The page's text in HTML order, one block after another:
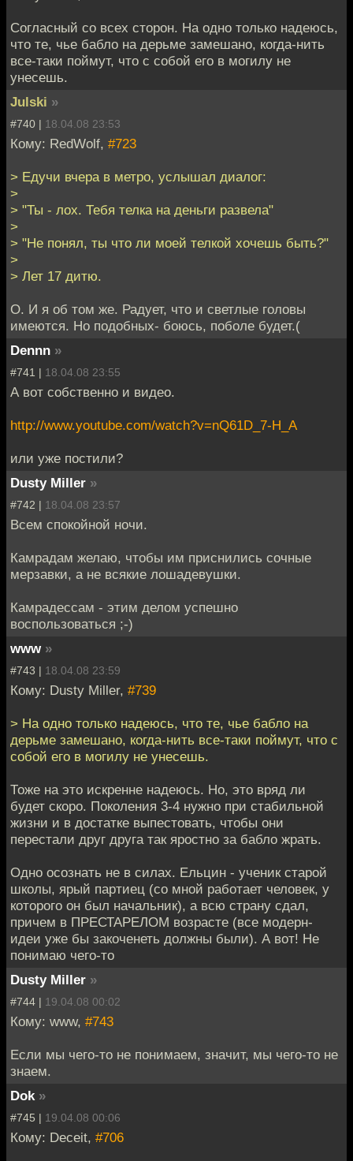
Согласный со всех сторон. На одно только надеюсь,
что те, чье бабло на дерьме замешано, когда-нить
все-таки поймут, что с собой его в могилу не
унесешь.
Julski »
#740 | 18.04.08 23:53
Кому: RedWolf, #723
> Едучи вчера в метро, услышал диалог:
>
> "Ты - лох. Тебя телка на деньги развела"
>
> "Не понял, ты что ли моей телкой хочешь быть?"
>
> Лет 17 дитю.
О. И я об том же. Радует, что и светлые головы
имеются. Но подобных- боюсь, поболе будет.(
Dennn »
#741 | 18.04.08 23:55
А вот собственно и видео.
http://www.youtube.com/watch?v=nQ61D_7-H_A
или уже постили?
Dusty Miller »
#742 | 18.04.08 23:57
Всем спокойной ночи.
Камрадам желаю, чтобы им приснились сочные
мерзавки, а не всякие лошадевушки.
Камрадессам - этим делом успешно
воспользоваться ;-)
www »
#743 | 18.04.08 23:59
Кому: Dusty Miller, #739
> На одно только надеюсь, что те, чье бабло на
дерьме замешано, когда-нить все-таки поймут, что с
собой его в могилу не унесешь.
Тоже на это искренне надеюсь. Но, это вряд ли
будет скоро. Поколения 3-4 нужно при стабильной
жизни и в достатке выпестовать, чтобы они
перестали друг друга так яростно за бабло жрать.
Одно осознать не в силах. Ельцин - ученик старой
школы, ярый партиец (со мной работает человек, у
которого он был начальник), а всю страну сдал,
причем в ПРЕСТАРЕЛОМ возрасте (все модерн-
идеи уже бы закоченеть должны были). А вот! Не
понимаю чего-то
Dusty Miller »
#744 | 19.04.08 00:02
Кому: www, #743
Если мы чего-то не понимаем, значит, мы чего-то не
знаем.
Dok »
#745 | 19.04.08 00:06
Кому: Deceit, #706